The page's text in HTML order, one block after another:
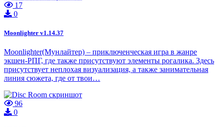
17
0
Moonlighter v1.14.37
Moonlighter(Мунлайтер) – приключенческая игра в жанре
экшен-РПГ, где также присутствуют элементы рогалика. Здесь
присутствует неплохая визуализация, а также занимательная
линия сюжета, где от твои…
96
0